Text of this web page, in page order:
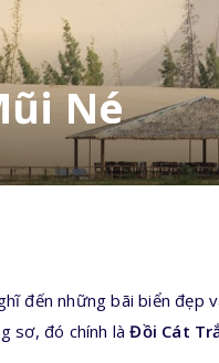
Né
đến những bãi biển
sơ, đó chính làĐồi Cát